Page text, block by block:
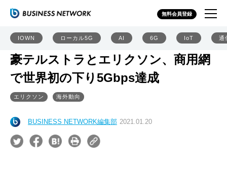
無料会員登録
IOWN ローカル5G AI 6G IoT 通
豪テルストラとエリクソン、商用網
で世界初の下り5Gbps達成
エリクソン 海外動向
BUSINESS NETWORK編集部 2021.01.20